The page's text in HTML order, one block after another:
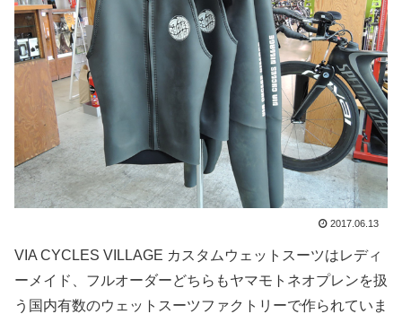
2017.06.13
VIA CYCLES VILLAGE カスタムウェットスーツはレディ
ーメイド、フルオーダーどちらもヤマモトネオプレンを扱
う国内有数のウェットスーツファクトリーで作られていま